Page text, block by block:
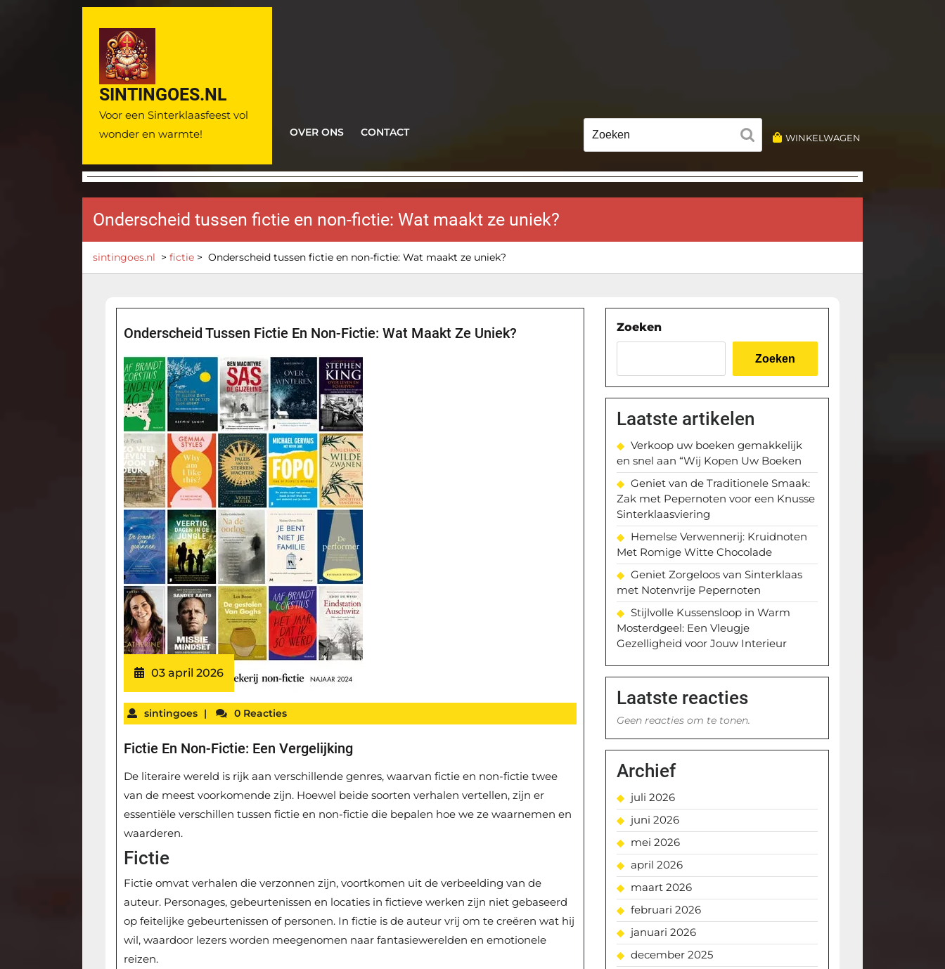
SINTINGOES.NL
Voor een Sinterklaasfeest vol
wonder en warmte!
OVER ONS CONTACT
naar:
WINKELWAGEN
Onderscheid tussen fictie en non-fictie: Wat maakt ze uniek?
sintingoes.nl > fictie > Onderscheid tussen fictie en non-fictie: Wat maakt ze uniek?
Onderscheid Tussen Fictie En Non-Fictie: Wat Maakt Ze Uniek?
03 april 2026
sintingoes | 0 Reacties
Fictie En Non-Fictie: Een Vergelijking
De literaire wereld is rijk aan verschillende genres, waarvan fictie en non-fictie twee
van de meest voorkomende zijn. Hoewel beide soorten verhalen vertellen, zijn er
essentiële verschillen tussen fictie en non-fictie die bepalen hoe we ze waarnemen en
waarderen.
Fictie
Fictie omvat verhalen die verzonnen zijn, voortkomen uit de verbeelding van de
auteur. Personages, gebeurtenissen en locaties in fictieve werken zijn niet gebaseerd
op feitelijke gebeurtenissen of personen. In fictie is de auteur vrij om te creëren wat hij
wil, waardoor lezers worden meegenomen naar fantasiewerelden en emotionele
reizen.
Zoeken
Zoeken
Laatste artikelen
Verkoop uw boeken gemakkelijk
en snel aan “Wij Kopen Uw Boeken
Geniet van de Traditionele Smaak:
Zak met Pepernoten voor een Knusse
Sinterklaasviering
Hemelse Verwennerij: Kruidnoten
Met Romige Witte Chocolade
Geniet Zorgeloos van Sinterklaas
met Notenvrije Pepernoten
Stijlvolle Kussensloop in Warm
Mosterdgeel: Een Vleugje
Gezelligheid voor Jouw Interieur
Laatste reacties
Geen reacties om te tonen.
Archief
juli 2026
juni 2026
mei 2026
april 2026
maart 2026
februari 2026
januari 2026
december 2025